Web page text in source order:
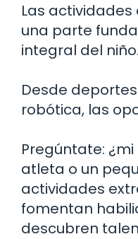
Las
una parte
integral del niño.
Desde
robótica, las
Pregúntate:
atleta o un
actividades
fomentan
descubren